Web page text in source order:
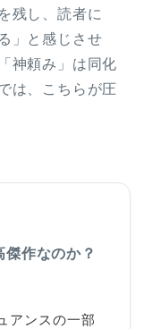
残し、読者に
」と感じさせ
神頼み」は同化
は、こちらが圧
作なのか？
アンスの一部